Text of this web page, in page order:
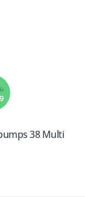
38 Multi